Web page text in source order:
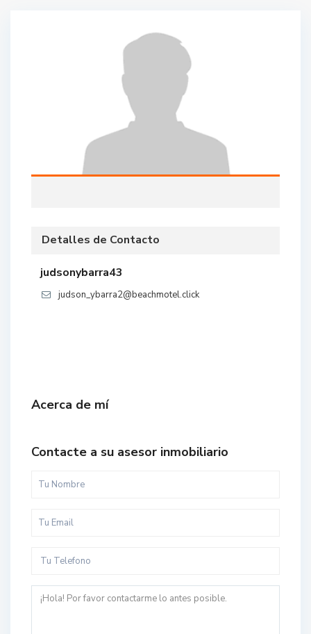
Detalles de Contacto
judsonybarra43
judson_ybarra2@beachmotel.click
Acerca de mí
Contacte a su asesor inmobiliario